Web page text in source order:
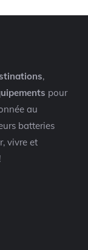
,
pour
au
batteries
vivre et